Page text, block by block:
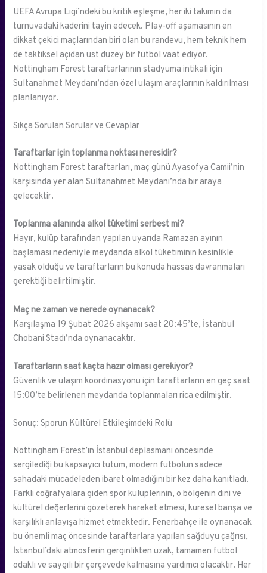
UEFA Avrupa Ligi’ndeki bu kritik eşleşme, her iki takımın da
turnuvadaki kaderini tayin edecek. Play-off aşamasının en
dikkat çekici maçlarından biri olan bu randevu, hem teknik hem
de taktiksel açıdan üst düzey bir futbol vaat ediyor.
Nottingham Forest taraftarlarının stadyuma intikali için
Sultanahmet Meydanı’ndan özel ulaşım araçlarının kaldırılması
planlanıyor.
Sıkça Sorulan Sorular ve Cevaplar
Taraftarlar için toplanma noktası neresidir?
Nottingham Forest taraftarları, maç günü Ayasofya Camii’nin
karşısında yer alan Sultanahmet Meydanı’nda bir araya
gelecektir.
Toplanma alanında alkol tüketimi serbest mi?
Hayır, kulüp tarafından yapılan uyarıda Ramazan ayının
başlaması nedeniyle meydanda alkol tüketiminin kesinlikle
yasak olduğu ve taraftarların bu konuda hassas davranmaları
gerektiği belirtilmiştir.
Maç ne zaman ve nerede oynanacak?
Karşılaşma 19 Şubat 2026 akşamı saat 20:45’te, İstanbul
Chobani Stadı’nda oynanacaktır.
Taraftarların saat kaçta hazır olması gerekiyor?
Güvenlik ve ulaşım koordinasyonu için taraftarların en geç saat
15:00’te belirlenen meydanda toplanmaları rica edilmiştir.
Sonuç: Sporun Kültürel Etkileşimdeki Rolü
Nottingham Forest’ın İstanbul deplasmanı öncesinde
sergilediği bu kapsayıcı tutum, modern futbolun sadece
sahadaki mücadeleden ibaret olmadığını bir kez daha kanıtladı.
Farklı coğrafyalara giden spor kulüplerinin, o bölgenin dini ve
kültürel değerlerini gözeterek hareket etmesi, küresel barışa ve
karşılıklı anlayışa hizmet etmektedir. Fenerbahçe ile oynanacak
bu önemli maç öncesinde taraftarlara yapılan sağduyu çağrısı,
İstanbul’daki atmosferin gerginlikten uzak, tamamen futbol
odaklı ve saygılı bir çerçevede kalmasına yardımcı olacaktır. Her